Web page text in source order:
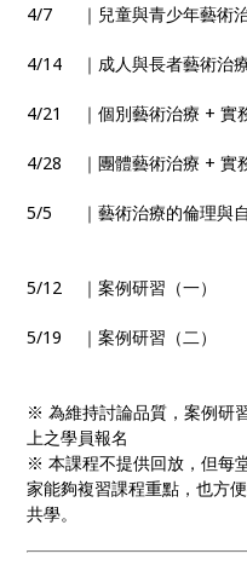
4/7 ｜兒童與青少年藝術
4/14 ｜成人與長者藝術治
4/21 ｜個別藝術治療 + 實
4/28 ｜團體藝術治療 + 實
5/5 ｜藝術治療的倫理與
5/12 ｜案例研習（一）
5/19 ｜案例研習（二）
※ 為維持討論品質，案例研
上之學員報名
※ 本課程不提供回放，但每
家能夠複習課程重點，也方
共學。